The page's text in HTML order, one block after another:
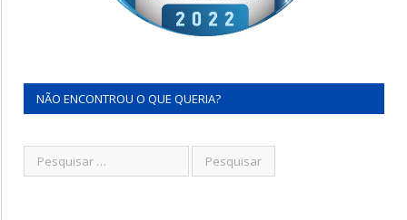
NÃO ENCONTROU O QUE QUERIA?